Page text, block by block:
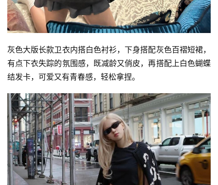
公
司
时
尚
科
技
灰色大版长款卫衣内搭白色衬衫，下身搭配灰色百褶短裙，
有点下衣失踪的氛围感，既减龄又俏皮，再搭配上白色蝴蝶
结发卡，可爱又有青春感，轻松拿捏。